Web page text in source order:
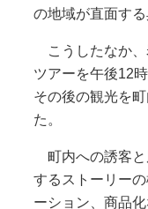
の地域が直面す
こうしたなか、
ツアーを午後12
その後の観光を
た。
町内への誘客と
するストーリー
ーション、商品